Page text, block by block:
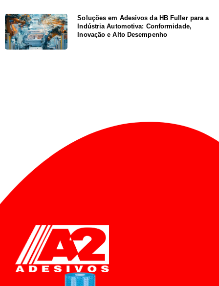
Soluções em Adesivos da HB Fuller para a
Indústria Automotiva: Conformidade,
Inovação e Alto Desempenho